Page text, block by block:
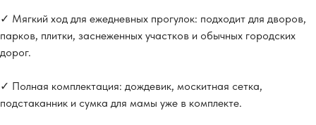
✓ Мягкий ход для ежедневных прогулок: подходит для дворов,
парков, плитки, заснеженных участков и обычных городских
дорог.
✓ Полная комплектация: дождевик, москитная сетка,
подстаканник и сумка для мамы уже в комплекте.